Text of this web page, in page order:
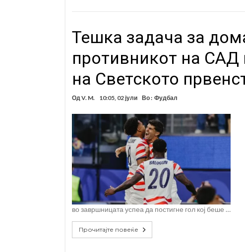
Тешка задача за
противникот на
на Светското
Од V. M. 10:05, 02 јули Во : Фудбал
во завршницата успеа да постигне гол кој беше …
Прочитајте повеќе